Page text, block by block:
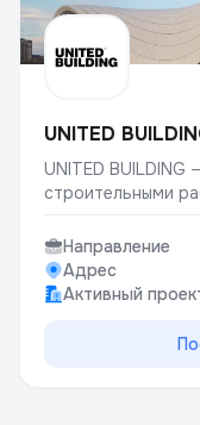
UNITED
UNITED
строительными
Направление
Адрес
Активный